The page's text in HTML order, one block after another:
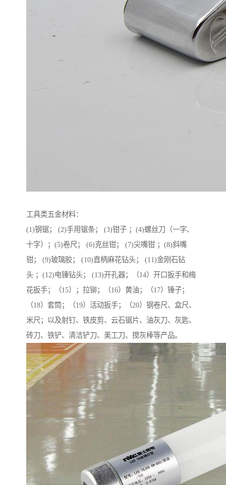
工具类五金材料：
(1)钢锯； (2)手用锯条； (3)钳子 ；(4)螺丝刀（一字、
十字）；(5)卷尺； (6)克丝钳； (7)尖嘴钳 ；(8)斜嘴
钳； (9)玻璃胶； (10)直柄麻花钻头； (11)金刚石钻
头 ；(12)电锤钻头； (13)开孔器；（14）开口扳手和梅
花扳手；（15）；拉铆；（16）黄油；（17）锤子；
（18）套筒；（19）活动扳手；（20）钢卷尺、盒尺、
米尺；以及射钉、铁皮剪、云石锯片、油灰刀、灰匙、
砖刀、铁铲、清洁铲刀、美工刀、搅灰棒等产品。